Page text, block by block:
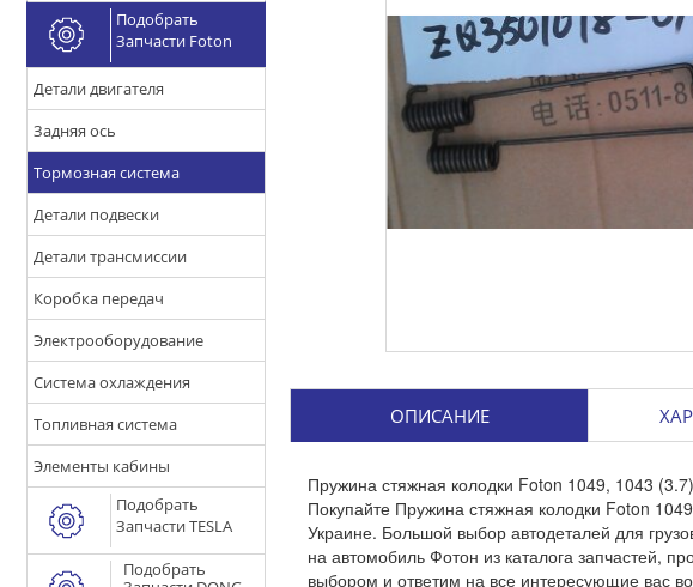
Подобрать
Запчасти Foton
Детали двигателя
Задняя ось
Тормозная система
Детали подвески
Детали трансмиссии
Коробка передач
Электрооборудование
Система охлаждения
Топливная система
Элементы кабины
Подобрать
Запчасти TESLA
Подобрать
ОПИСАНИЕ
Пружина стяжная колодки Foton 1049, 1043 (3.7)
Покупайте Пружина стяжная колодки Foton
Украине. Большой выбор автодеталей для
на автомобиль Фотон из каталога запчастей,
выбором и ответим на все интересующие вас